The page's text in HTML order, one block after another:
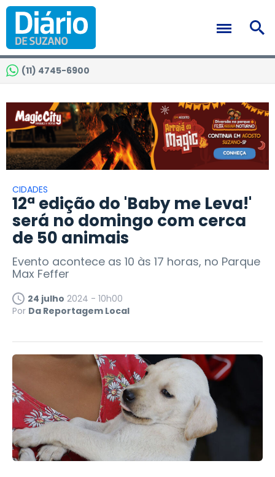
(11) 4745-6900
CIDADES
12ª edição do 'Baby me Leva!'
será no domingo com cerca
de 50 animais
Evento acontece as 10 às 17 horas, no Parque
Max Feffer
24 julho 2024 - 10h00
Por Da Reportagem Local